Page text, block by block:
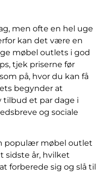
men ofte en hel uge
kan det være en
møbel outlets i god
tjek priserne før
på, hvor du kan få
begynder at
tilbud et par dage i
og sociale
populær møbel outlet
sidste år, hvilket
forberede sig og slå til